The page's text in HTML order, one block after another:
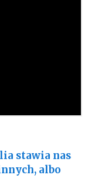
stawia nas
albo